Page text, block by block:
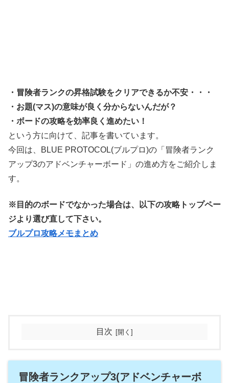
・冒険者ランクの昇格試験をクリアできるか不安・・・
・お題(マス)の意味が良く分からないんだが？
・ボードの攻略を効率良く進めたい！
という方に向けて、記事を書いています。
今回は、BLUE PROTOCOL(ブルプロ)の「冒険者ランク
アップ3のアドベンチャーボード」の進め方をご紹介しま
す。
※目的のボードでなかった場合は、以下の攻略トップペー
ジより選び直して下さい。
ブルプロ攻略メモまとめ
目次
冒険者ランクアップ3(アドベンチャーボ